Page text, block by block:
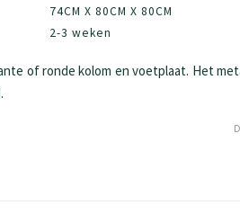
74CM X 80CM X 80CM
2-3 weken
of ronde kolom en voetplaat. Het